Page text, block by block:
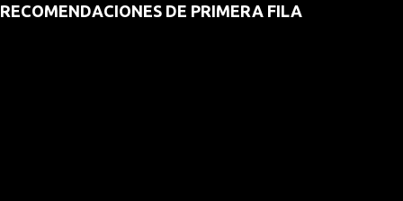
RECOMENDACIONES DE PRIMERA FILA